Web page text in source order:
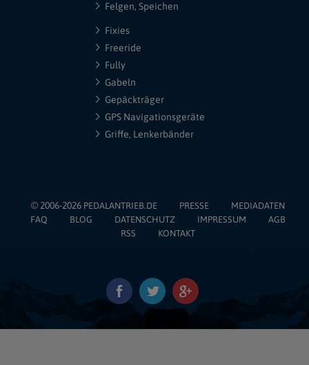
Felgen, Speichen
Fixies
Freeride
Fully
Gabeln
Gepäckträger
GPS Navigationsgeräte
Griffe, Lenkerbänder
© 2006-2026 PEDALANTRIEB.DE PRESSE
MEDIADATEN
FAQ
BLOG DATENSCHUTZ IMPRESSUM
AGB
RSS
KONTAKT